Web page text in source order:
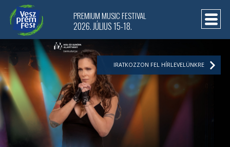
PREMIUM MUSIC FESTIVAL
2026. JÚLIUS 15-18.
IRATKOZZON FEL HÍRLEVELÜNKRE